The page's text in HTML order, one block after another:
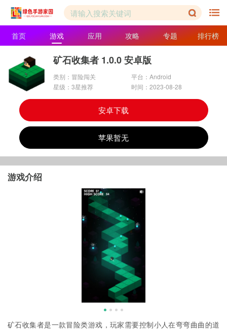
首页 游戏 应用 攻略 专题 排行榜
矿石收集者 1.0.0 安卓版
类别：冒险闯关
平台：Android
星级：3星推荐
时间：2023-08-28
安卓下载
苹果暂无
游戏介绍
矿石收集者是一款冒险类游戏，玩家需要控制小人在弯弯曲曲的道